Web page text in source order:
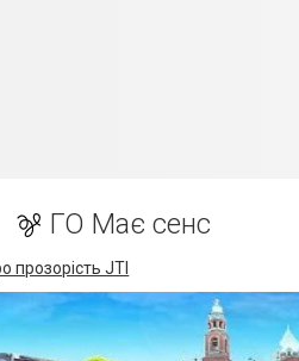
ГО Має сенс
прозорість JTI